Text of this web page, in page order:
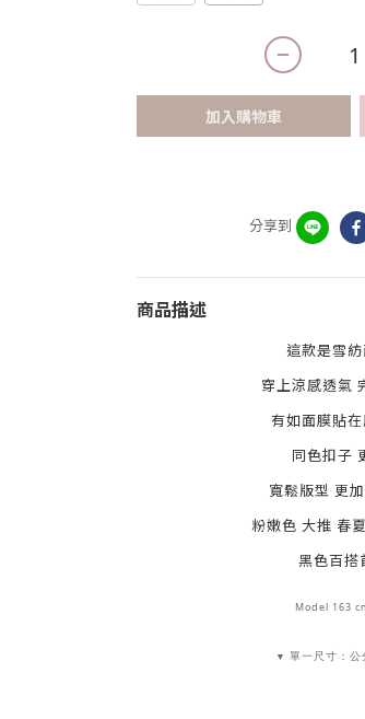
加入購物車
分享到
商品描述
這款是雪
穿上涼感透氣
有如面膜貼
同色扣子
寬鬆版型 更
粉嫩色 大推 春
黑色百搭
Model 163
▼ 單一尺寸：